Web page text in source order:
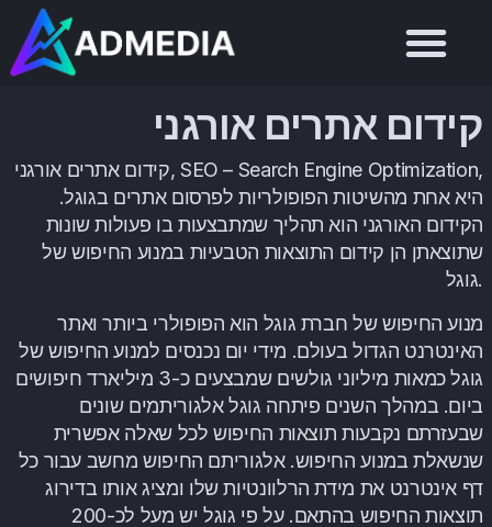
קידום אתרים אורגני
קידום אתרים אורגני, SEO – Search Engine Optimization,
היא אחת מהשיטות הפופולריות לפרסום אתרים בגוגל.
הקידום האורגני הוא תהליך שמתבצעות בו פעולות שונות
שתוצאתן הן קידום התוצאות הטבעיות במנוע החיפוש של
גוגל.
מנוע החיפוש של חברת גוגל הוא הפופולרי ביותר ואתר
האינטרנט הגדול בעולם. מידי יום נכנסים למנוע החיפוש של
גוגל כמאות מיליוני גולשים שמבצעים כ-3 מיליארד חיפושים
ביום. במהלך השנים פיתחה גוגל אלגוריתמים שונים
שבעזרתם נקבעות תוצאות החיפוש לכל שאלה אפשרית
שנשאלת במנוע החיפוש. אלגוריתם החיפוש מחשב עבור כל
דף אינטרנט את מידת הרלוונטיות שלו ומציג אותו בדירוג
תוצאות החיפוש בהתאם. על פי גוגל יש מעל לכ-200